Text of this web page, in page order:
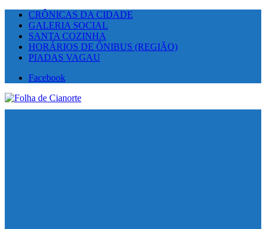
CRÔNICAS DA CIDADE
GALERIA SOCIAL
SANTA COZINHA
HORÁRIOS DE ÔNIBUS (REGIÃO)
PIADAS VAGAU
Facebook